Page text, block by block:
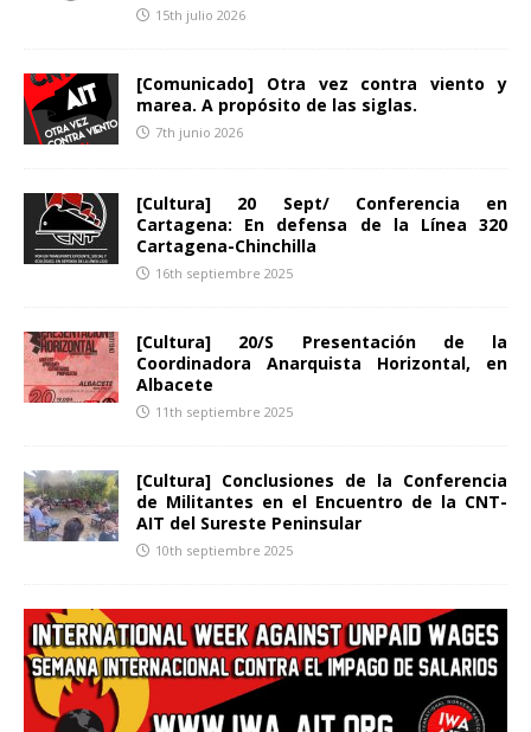
15th julio 2026
[Comunicado] Otra vez contra viento y
marea. A propósito de las siglas.
7th junio 2026
[Cultura] 20 Sept/ Conferencia en
Cartagena: En defensa de la Línea 320
Cartagena-Chinchilla
16th septiembre 2025
[Cultura] 20/S Presentación de la
Coordinadora Anarquista Horizontal, en
Albacete
11th septiembre 2025
[Cultura] Conclusiones de la Conferencia
de Militantes en el Encuentro de la CNT-
AIT del Sureste Peninsular
10th septiembre 2025